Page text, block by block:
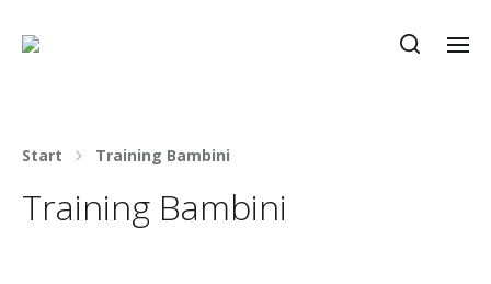
Start Training Bambini
Training Bambini